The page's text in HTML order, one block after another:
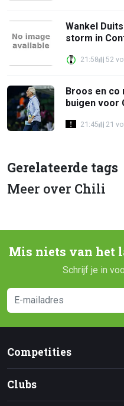
Wankel
storm in
21:58 52
Broos en co
buigen voor
21:45 21
Gerelateerde tags
Meer over Chili
Mis niets van het
Schrijf je in
Competities
Clubs